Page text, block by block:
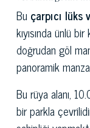
Bu çarpıcı lüks
kıyısında ünlü
doğrudan göl
panoramik
Bu rüya alanı,
bir parkla